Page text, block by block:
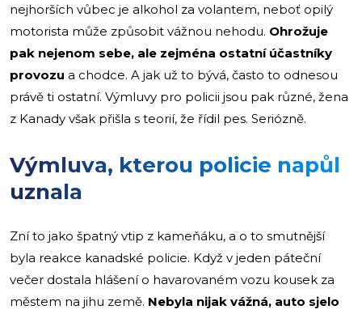
nejhorších vůbec je alkohol za volantem, neboť opilý
motorista může způsobit vážnou nehodu. Ohrožuje
pak nejenom sebe, ale zejména ostatní účastníky
provozu a chodce. A jak už to bývá, často to odnesou
právě ti ostatní. Výmluvy pro policii jsou pak různé, žena
z Kanady však přišla s teorií, že řídil pes. Seriózně.
Výmluva, kterou policie napůl
uznala
Zní to jako špatný vtip z kameňáku, a o to smutnější
byla reakce kanadské policie. Když v jeden páteční
večer dostala hlášení o havarovaném vozu kousek za
městem na jihu země. Nebyla nijak vážná, auto sjelo